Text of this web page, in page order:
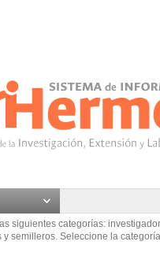
siguientes categorías:
y semilleros. Seleccione la